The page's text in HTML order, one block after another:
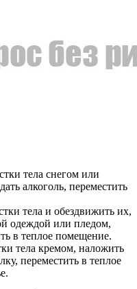
тела снегом или
алкоголь, переместить
тела и обездвижить их,
одеждой или пледом,
в теплое помещение.
тела кремом, наложить
переместить в теплое